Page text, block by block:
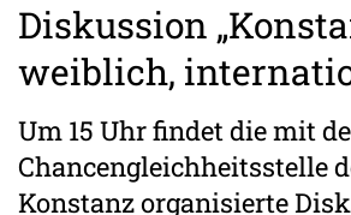
Diskussion
weiblich,
Um 15 Uhr findet die mit
Chancengleichheitsstelle
Konstanz organisierte